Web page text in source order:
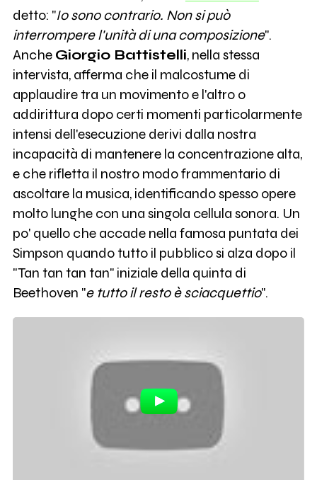
detto: "Io sono contrario. Non si può
interrompere l'unità di una composizione".
Anche Giorgio Battistelli, nella stessa
intervista, afferma che il malcostume di
applaudire tra un movimento e l'altro o
addirittura dopo certi momenti particolarmente
intensi dell'esecuzione derivi dalla nostra
incapacità di mantenere la concentrazione alta,
e che rifletta il nostro modo frammentario di
ascoltare la musica, identificando spesso opere
molto lunghe con una singola cellula sonora. Un
po' quello che accade nella famosa puntata dei
Simpson quando tutto il pubblico si alza dopo il
"Tan tan tan tan" iniziale della quinta di
Beethoven "e tutto il resto è sciacquettio".